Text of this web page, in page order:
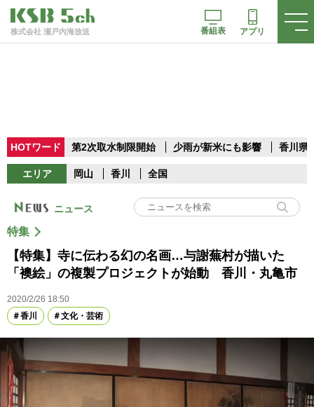
株式会社 瀬戸内海放送 番組表 アプリ
HOTワード 第2次取水制限開始 少雨が新米にも影響 香川県
エリア 岡山 香川 全国
ニュース
特集
【特集】寺に伝わる幻の名画…与謝蕪村が描いた
「襖絵」の複製プロジェクトが始動 香川・丸亀市
2020/2/26 18:50
香川
文化・芸術